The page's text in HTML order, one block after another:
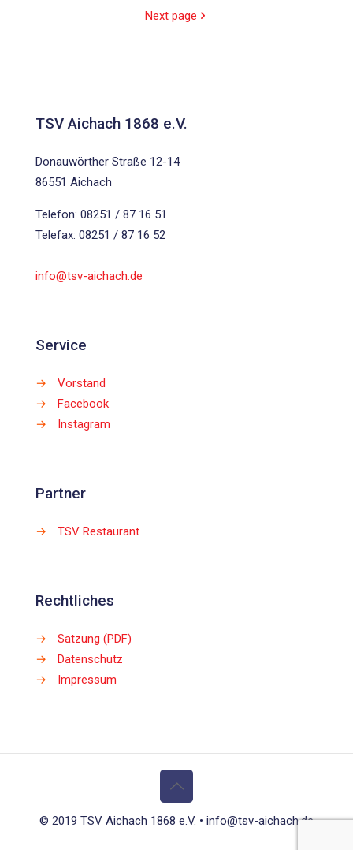
Next page
TSV Aichach 1868 e.V.
Donauwörther Straße 12-14
86551 Aichach
Telefon: 08251 / 87 16 51
Telefax: 08251 / 87 16 52
info@tsv-aichach.de
Service
→
Vorstand
→
Facebook
→
Instagram
Partner
→ TSV Restaurant
Rechtliches
→
Satzung (PDF)
→
Datenschutz
→
Impressum
© 2019 TSV Aichach 1868 e.V. • info@tsv-aichach.de